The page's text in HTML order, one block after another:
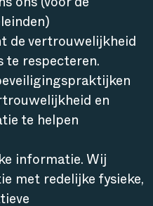
ons (voor de
de vertrouwelijkheid
te respecteren.
en
te helpen
informatie. Wij
met redelijke fysieke,